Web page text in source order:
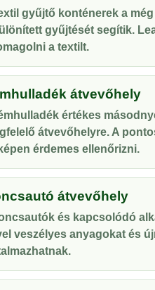
gyűjtő konténerek a
gyűjtését segítik.
a textilt.
átvevőhely
értékes
átvevőhelyre. A
érdemes ellenőrizni.
átvevőhely
és kapcsolódó
veszélyes anyagokat és